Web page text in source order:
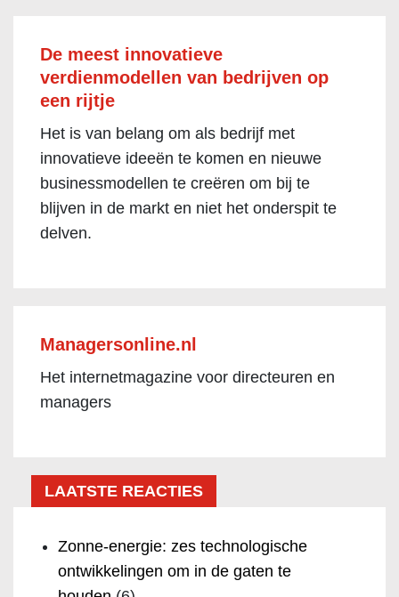
De meest innovatieve
verdienmodellen van bedrijven op
een rijtje
Het is van belang om als bedrijf met
innovatieve ideeën te komen en nieuwe
businessmodellen te creëren om bij te
blijven in de markt en niet het onderspit te
delven.
Managersonline.nl
Het internetmagazine voor directeuren en
managers
LAATSTE REACTIES
Zonne-energie: zes technologische
ontwikkelingen om in de gaten te